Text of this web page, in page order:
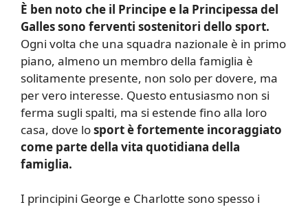
È ben noto che il Principe e la Principessa del
Galles sono ferventi sostenitori dello sport.
Ogni volta che una squadra nazionale è in primo
piano, almeno un membro della famiglia è
solitamente presente, non solo per dovere, ma
per vero interesse. Questo entusiasmo non si
ferma sugli spalti, ma si estende fino alla loro
casa, dove losport è fortemente incoraggiato
come parte della vita quotidiana della
famiglia.
I principini George e Charlotte sono spesso i